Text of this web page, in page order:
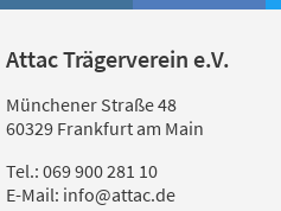
Attac Trägerverein e.V.
Münchener Straße 48
60329 Frankfurt am Main
Tel.: 069 900 281 10
E-Mail: info@attac.de